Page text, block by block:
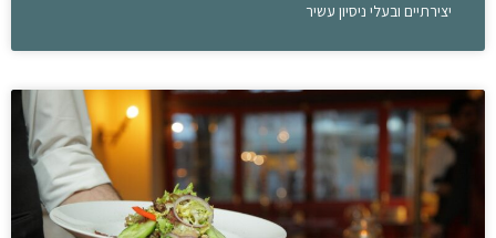
יצירתיים ובעלי ניסיון עשיר